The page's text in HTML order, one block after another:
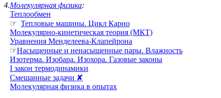
4.Молекулярная физика:
Теплообмен
☞ Тепловые машины. Цикл Карно
Молекулярно-кинетическая теория (МКТ)
Уравнения Менделеева-Клапейрона
☞Насыщенные и ненасыщенные пары. Влажность
Изотерма. Изобара. Изохора. Газовые законы
I закон термодинамики
Смешанные задачи ✘
Молекулярная физика в опытах